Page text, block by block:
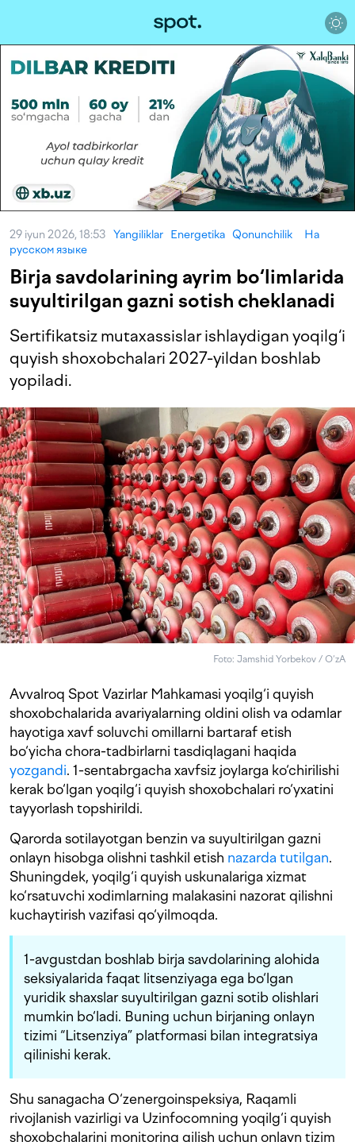
29 iyun 2026, 18:53 Yangiliklar Energetika Qonunchilik
На
русском языке
Birja savdolarining ayrim bo‘limlarida
suyultirilgan gazni sotish cheklanadi
Sertifikatsiz mutaxassislar ishlaydigan yoqilg‘i
quyish shoxobchalari 2027-yildan boshlab
yopiladi.
Foto: Jamshid Yorbekov / O‘zA
Avvalroq Spot Vazirlar Mahkamasi yoqilg‘i quyish
shoxobchalarida avariyalarning oldini olish va odamlar
hayotiga xavf soluvchi omillarni bartaraf etish
bo‘yicha chora-tadbirlarni tasdiqlagani haqida
yozgandi. 1-sentabrgacha xavfsiz joylarga ko‘chirilishi
kerak bo‘lgan yoqilg‘i quyish shoxobchalari ro‘yxatini
tayyorlash topshirildi.
Qarorda sotilayotgan benzin va suyultirilgan gazni
onlayn hisobga olishni tashkil etish nazarda tutilgan.
Shuningdek, yoqilg‘i quyish uskunalariga xizmat
ko‘rsatuvchi xodimlarning malakasini nazorat qilishni
kuchaytirish vazifasi qo‘yilmoqda.
1-avgustdan boshlab birja savdolarining alohida
seksiyalarida faqat litsenziyaga ega bo‘lgan
yuridik shaxslar suyultirilgan gazni sotib olishlari
mumkin bo‘ladi. Buning uchun birjaning onlayn
tizimi “Litsenziya” platformasi bilan integratsiya
qilinishi kerak.
Shu sanagacha O‘zenergoinspeksiya, Raqamli
rivojlanish vazirligi va Uzinfocomning yoqilg‘i quyish
shoxobchalarini monitoring qilish uchun onlayn tizim